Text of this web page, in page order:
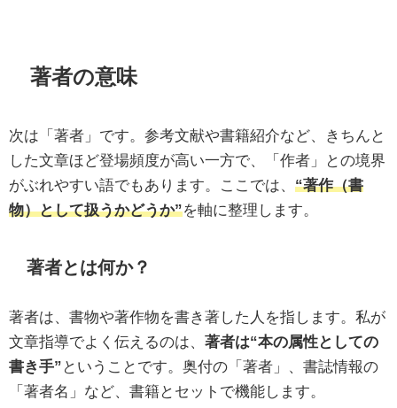
著者の意味
次は「著者」です。参考文献や書籍紹介など、きちんと
した文章ほど登場頻度が高い一方で、「作者」との境界
がぶれやすい語でもあります。ここでは、 “著作（書
物）として扱うかどうか”を軸に整理します。
著者とは何か？
著者は、書物や著作物を書き著した人を指します。私が
文章指導でよく伝えるのは、 著者は“本の属性としての
書き手” ということです。奥付の「著者」、書誌情報の
「著者名」など、書籍とセットで機能します。